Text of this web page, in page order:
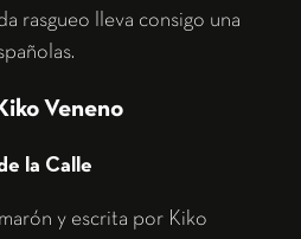
rasgueo lleva consigo una
Veneno
la Calle
y escrita por Kiko